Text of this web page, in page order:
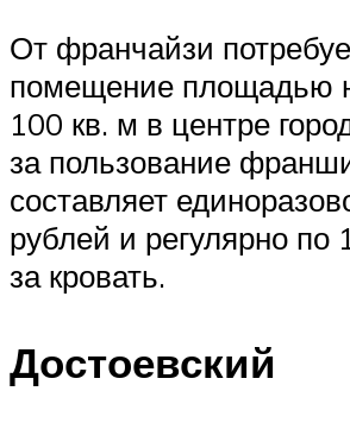
От франчайзи
помещение площадью
100 кв. м в центре
за пользование
составляет
рублей и регулярно по
за кровать.
Достоевский